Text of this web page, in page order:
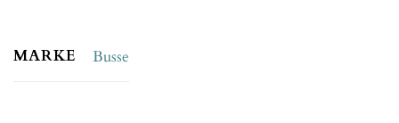
MARKE Busse